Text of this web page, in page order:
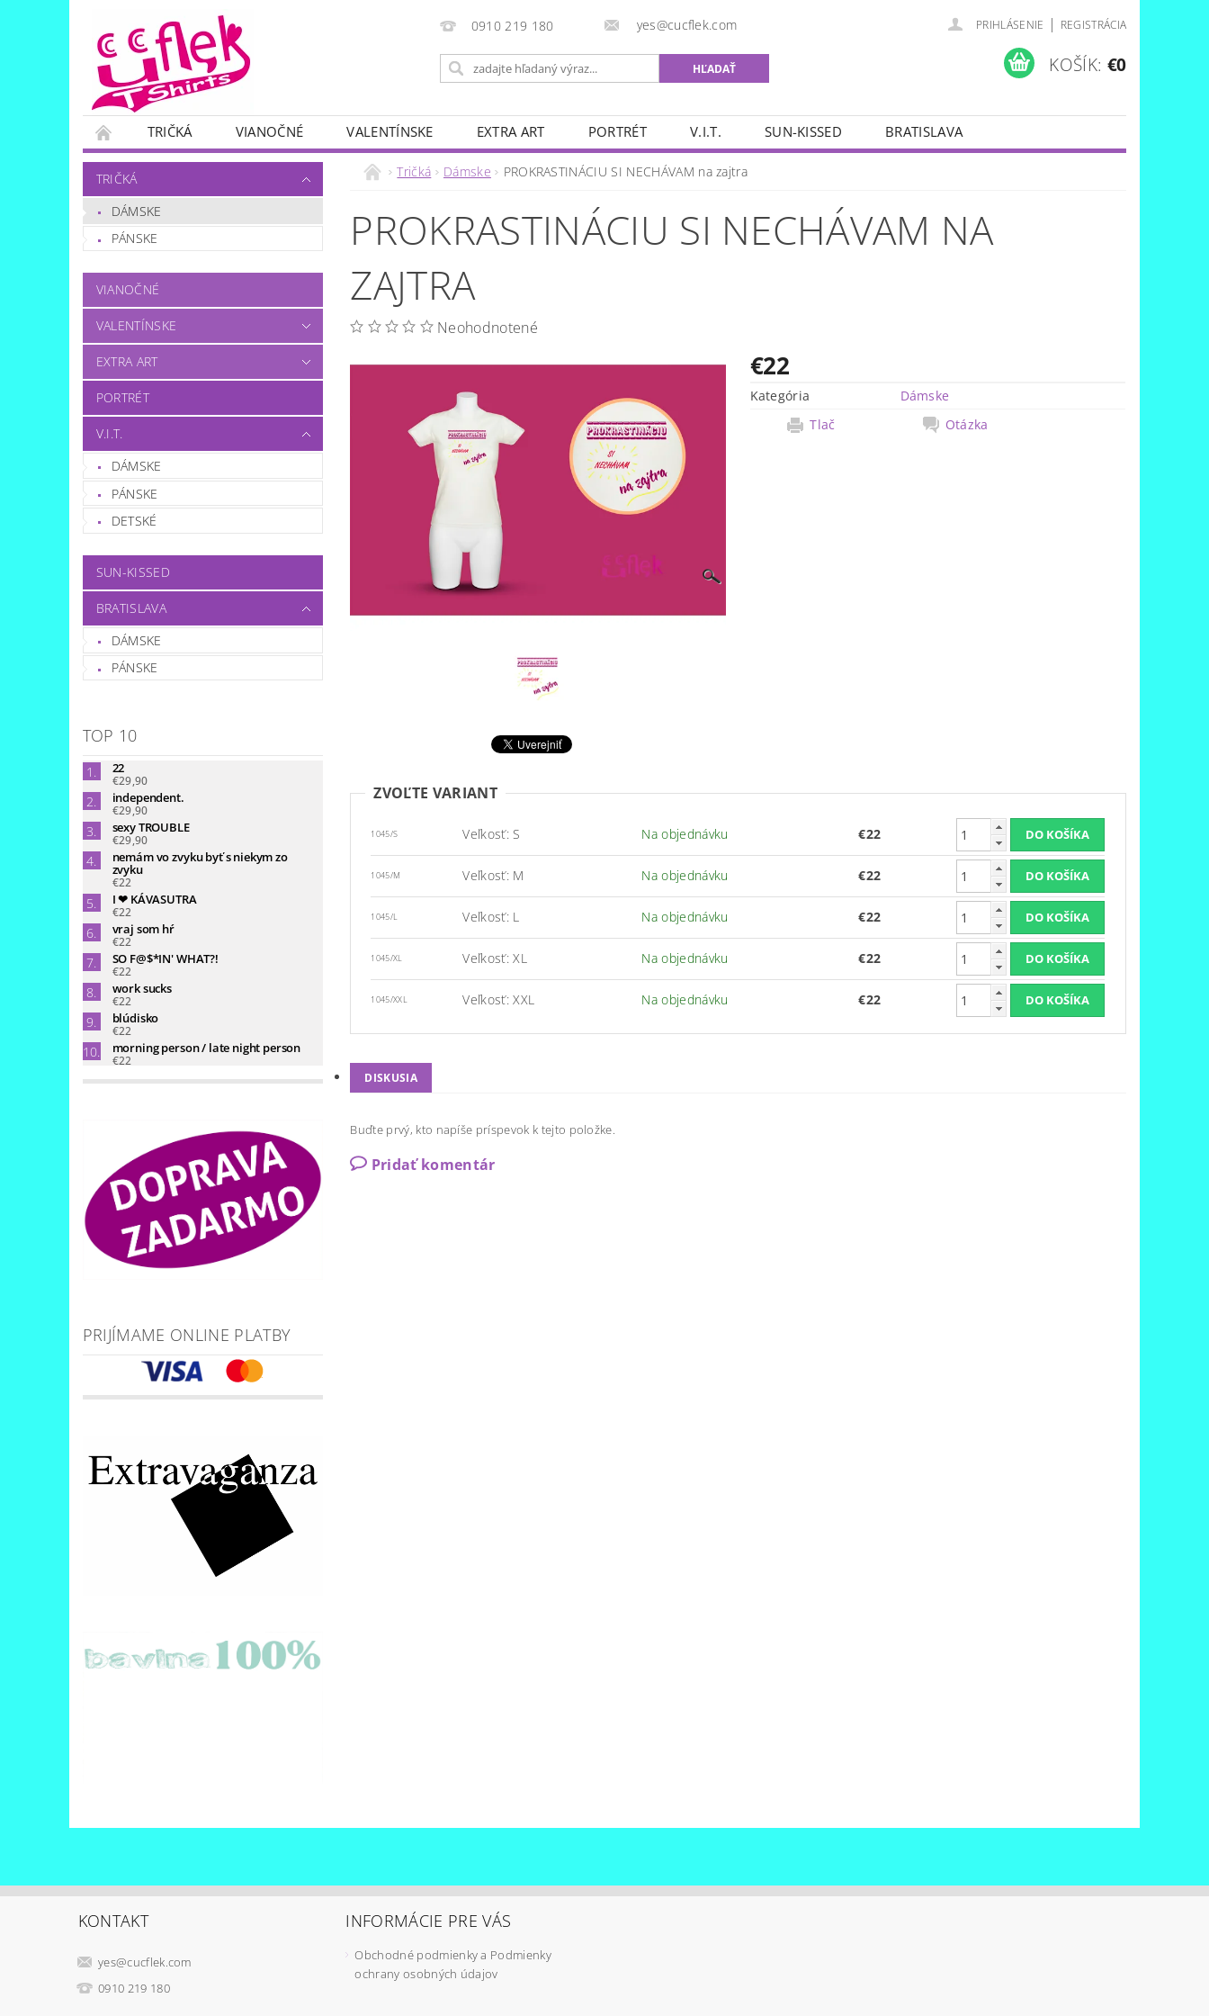
0910 219 180 yes@cucflek.com PRIHLÁSENIE | REGISTRÁCIA
KOŠÍK: €0
TRIČKÁ VIANOČNÉ VALENTÍNSKE EXTRA ART PORTRÉT V.I.T. SUN-KISSED
BRATISLAVA
SKUPINOVÉ
OTÁZKA..?:)
TRIČKÁ
DÁMSKE
PÁNSKE
VIANOČNÉ
VALENTÍNSKE
EXTRA ART
PORTRÉT
V.I.T.
DÁMSKE
PÁNSKE
DETSKÉ
SUN-KISSED
BRATISLAVA
DÁMSKE
PÁNSKE
TOP 10
22
€29,90
independent.
€29,90
sexy TROUBLE
€29,90
nemám vo zvyku byť s niekym zo
zvyku
€22
I ❤ KÁVASUTRA
€22
vraj som hŕ
€22
SO F@$*IN' WHAT?!
€22
work sucks
€22
blúdisko
€22
morning person / late night person
€22
PRIJÍMAME ONLINE PLATBY
Tričká Dámske PROKRASTINÁCIU SI NECHÁVAM na zajtra
PROKRASTINÁCIU SI NECHÁVAM NA
ZAJTRA
Neohodnotené
€22
Kategória
Dámske
Tlač
Otázka
ZVOĽTE VARIANT
1045/S Veľkosť: S Na objednávku €22
1045/M Veľkosť: M Na objednávku €22
1045/L Veľkosť: L Na objednávku €22
1045/XL Veľkosť: XL Na objednávku €22
1045/XXL Veľkosť: XXL Na objednávku €22
DISKUSIA
Buďte prvý, kto napíše príspevok k tejto položke.
Pridať komentár
KONTAKT
yes@cucflek.com
0910 219 180
INFORMÁCIE PRE VÁS
Obchodné podmienky a Podmienky
ochrany osobných údajov